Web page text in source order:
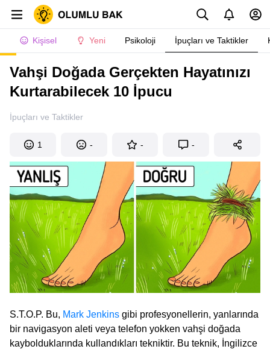
Kişisel Yeni Psikoloji İpuçları ve Taktikler
Vahşi Doğada Gerçekten Hayatınızı
Kurtarabilecek 10 İpucu
İpuçları ve Taktikler
1 - - -
S.T.O.P. Bu, Mark Jenkins gibi profesyonellerin, yanlarında
bir navigasyon aleti veya telefon yokken vahşi doğada
kaybolduklarında kullandıkları tekniktir. Bu teknik, İngilizce